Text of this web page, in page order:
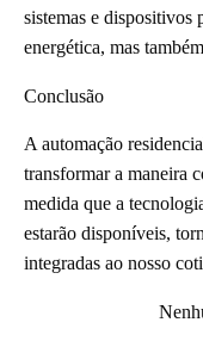
sistemas e dispositivos
energética, mas
Conclusão
A automação
transformar a maneira
medida que a
estarão disponíveis,
integradas ao nosso